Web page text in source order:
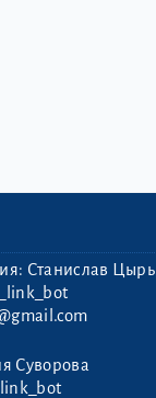
Станислав Цырь
Суворова